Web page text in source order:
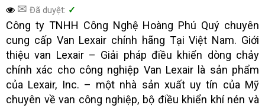
✉ Đã duyệt: ✓
Công ty TNHH Công Nghệ Hoàng Phú Quý chuyên
cung cấp Van Lexair chính hãng Tại Việt Nam. Giới
thiệu van Lexair – Giải pháp điều khiển dòng chảy
chính xác cho công nghiệp Van Lexair là sản phẩm
của Lexair, Inc. – một nhà sản xuất uy tín của Mỹ
chuyên về van công nghiệp, bộ điều khiển khí nén và